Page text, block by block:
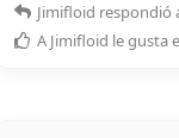
Jimifloid respondió
A Jimifloid le gusta